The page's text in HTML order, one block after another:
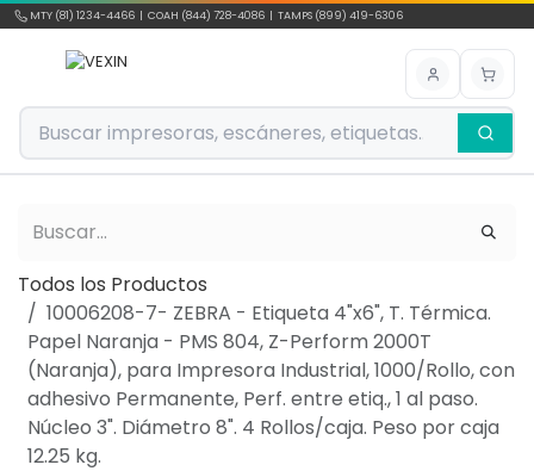
Ir al contenido
MTY (81) 1234-4466 | COAH (844) 728-4086 | TAMPS (899) 419-6306
Todos los Productos
10006208-7- ZEBRA - Etiqueta 4"x6", T. Térmica.
Papel Naranja - PMS 804, Z-Perform 2000T
(Naranja), para Impresora Industrial, 1000/Rollo, con
adhesivo Permanente, Perf. entre etiq., 1 al paso.
Núcleo 3". Diámetro 8". 4 Rollos/caja. Peso por caja
12.25 kg.